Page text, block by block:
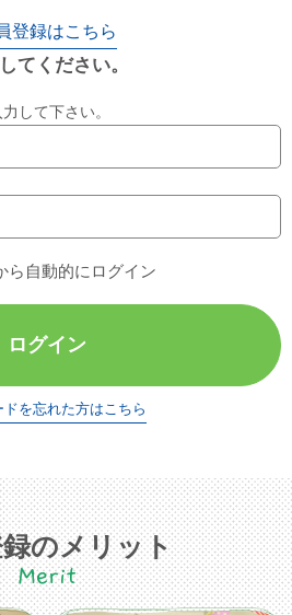
登録はこちら
てください。
して下さい。
ら自動的にログイン
ログイン
ドを忘れた方はこちら
のメリット
Merit